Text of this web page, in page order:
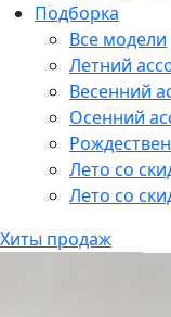
Подборка
Все модели
Летний
Весенний
Осенний
Лето со
Лето со
Хиты продаж